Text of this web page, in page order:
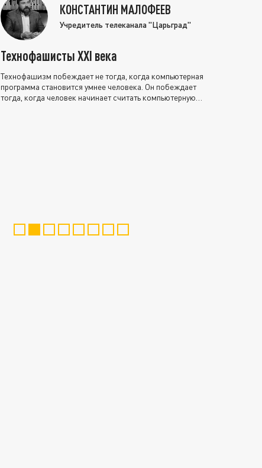
КОНСТАНТИН МАЛОФЕЕВ
Учредитель телеканала "Царьград"
Технофашисты XXI века
Технофашизм побеждает не тогда, когда компьютерная
программа становится умнее человека. Он побеждает
тогда, когда человек начинает считать компьютерную